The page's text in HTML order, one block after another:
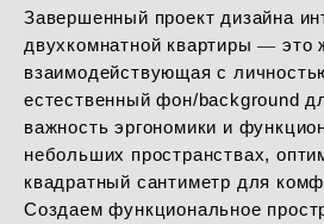
Завершенный проект дизайна
двухкомнатной квартиры ― это
взаимодействующая с
естественный фон/background
важность эргономики и
небольших пространствах,
квадратный сантиметр для
Создаем функциональное